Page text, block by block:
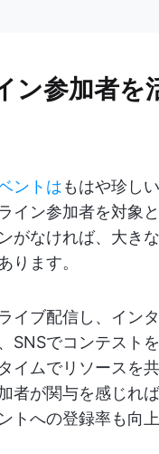
ン参加者を
ントはもはや珍し
イン参加者を対象
がなければ、大き
ります。
イブ配信し、イン
SNSでコンテスト
イムでリソースを
者が関与を感じれ
トへの登録率も向上